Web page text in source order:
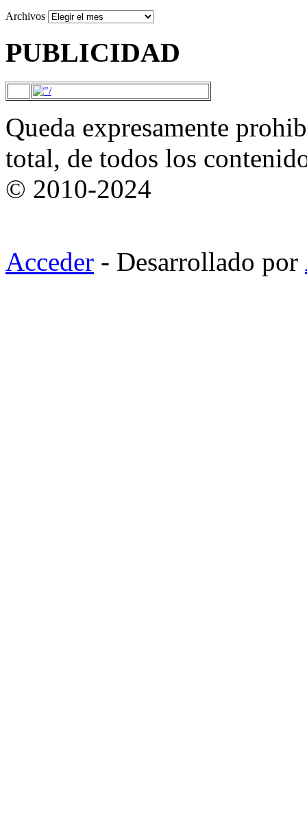
Archivos
PUBLICIDAD
Queda expresamente
total, de todos los
© 2010-2024
Acceder - Desarrollado por